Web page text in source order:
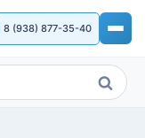
8 (938) 877-35-40
Поиск